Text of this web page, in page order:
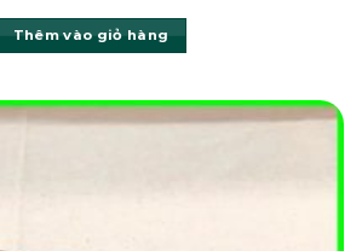
Thêm vào giỏ hàng